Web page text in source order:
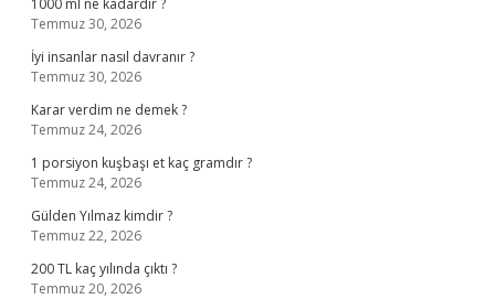
1000 ml ne kadardır ?
Temmuz 30, 2026
İyi insanlar nasıl davranır ?
Temmuz 30, 2026
Karar verdim ne demek ?
Temmuz 24, 2026
1 porsiyon kuşbaşı et kaç gramdır ?
Temmuz 24, 2026
Gülden Yılmaz kimdir ?
Temmuz 22, 2026
200 TL kaç yılında çıktı ?
Temmuz 20, 2026